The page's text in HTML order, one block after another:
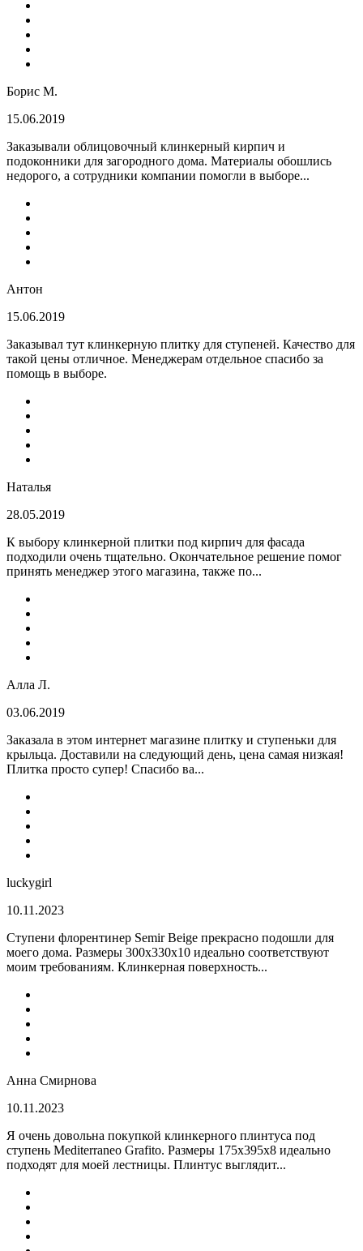
Борис М.
15.06.2019
Заказывали облицовочный клинкерный кирпич и
подоконники для загородного дома. Материалы обошлись
недорого, а сотрудники компании помогли в выборе...
Антон
15.06.2019
Заказывал тут клинкерную плитку для ступеней. Качество для
такой цены отличное. Менеджерам отдельное спасибо за
помощь в выборе.
Наталья
28.05.2019
К выбору клинкерной плитки под кирпич для фасада
подходили очень тщательно. Окончательное решение помог
принять менеджер этого магазина, также по...
Алла Л.
03.06.2019
Заказала в этом интернет магазине плитку и ступеньки для
крыльца. Доставили на следующий день, цена самая низкая!
Плитка просто супер! Спасибо ва...
luckygirl
10.11.2023
Ступени флорентинер Semir Beige прекрасно подошли для
моего дома. Размеры 300х330х10 идеально соответствуют
моим требованиям. Клинкерная поверхность...
Анна Смирнова
10.11.2023
Я очень довольна покупкой клинкерного плинтуса под
ступень Mediterraneo Grafito. Размеры 175х395х8 идеально
подходят для моей лестницы. Плинтус выглядит...